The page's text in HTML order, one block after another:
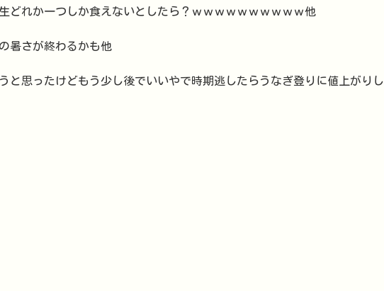
どれか一つしか食えないとしたら？ｗｗｗｗｗｗｗｗｗｗ他
暑さが終わるかも他
と思ったけどもう少し後でいいやで時期逃したらうなぎ登りに値上がりし